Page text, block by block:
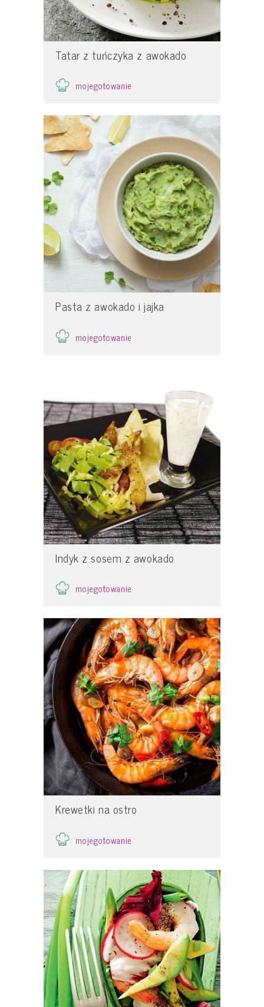
Tatar z tuńczyka z awokado
mojegotowanie
Pasta z awokado i jajka
mojegotowanie
Indyk z sosem z awokado
mojegotowanie
Krewetki na ostro
mojegotowanie